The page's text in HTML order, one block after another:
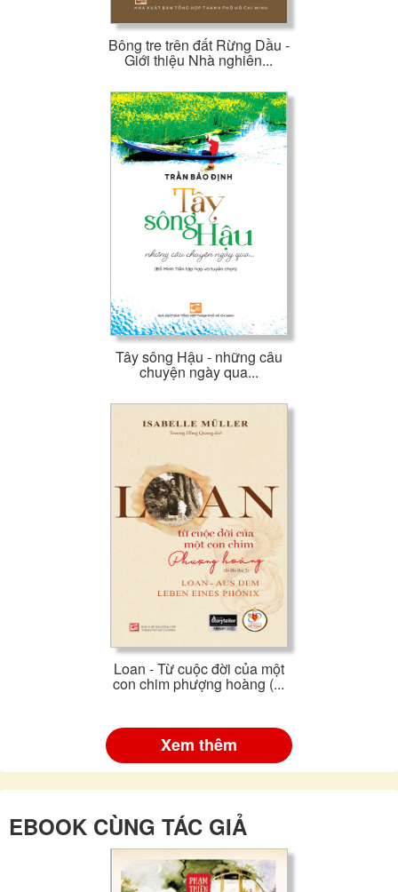
Bông tre trên đất Rừng Dầu -
Giới thiệu Nhà nghiên...
Tây sông Hậu - những câu
chuyện ngày qua...
Loan - Từ cuộc đời của một
con chim phượng hoàng (...
Xem thêm
EBOOK CÙNG TÁC GIẢ